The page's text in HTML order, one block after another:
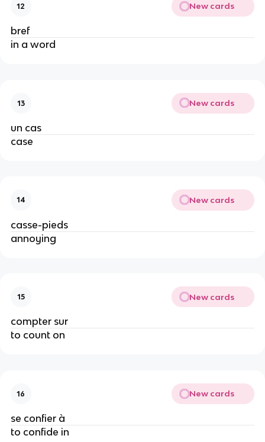
12 New cards
bref
in a word
13 New cards
un cas
case
14 New cards
casse-pieds
annoying
15 New cards
compter sur
to count on
16 New cards
se confier à
to confide in